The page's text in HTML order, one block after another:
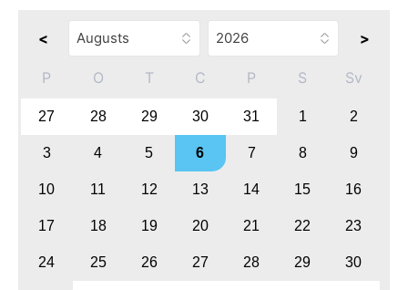
< >
P O T C P S Sv
27 28 29 30 31 1 2
3 4 5 6 7 8 9
10 11 12 13 14 15 16
17 18 19 20 21 22 23
24 25 26 27 28 29 30